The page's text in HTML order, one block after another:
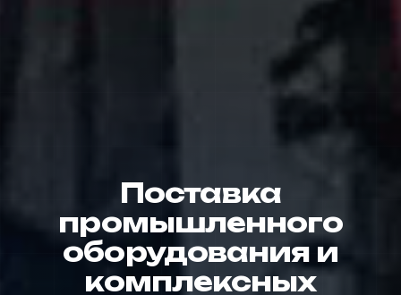
Поставка
промышленного
оборудования и
комплексных